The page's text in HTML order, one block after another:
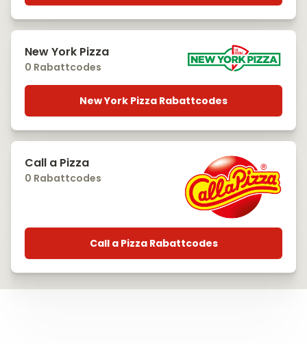
New York Pizza
0 Rabattcodes
New York Pizza Rabattcodes
Call a Pizza
0 Rabattcodes
Call a Pizza Rabattcodes